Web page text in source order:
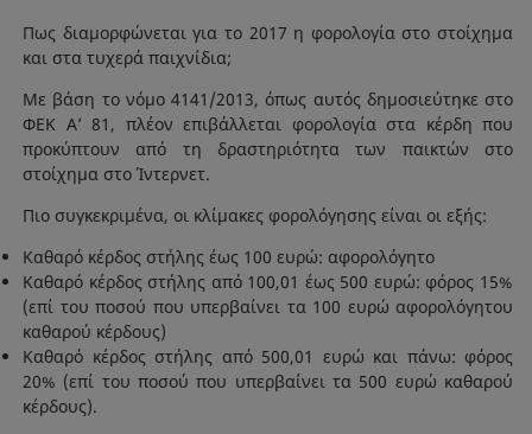
Πως διαμορφώνεται για το 2017 η φορολογία στο στοίχημα
και στα τυχερά παιχνίδια;
Με βάση το νόμο 4141/2013, όπως αυτός δημοσιεύτηκε στο
ΦΕΚ Α’ 81, πλέον επιβάλλεται φορολογία στα κέρδη που
προκύπτουν από τη δραστηριότητα των παικτών στο
στοίχημα στο Ίντερνετ.
Πιο συγκεκριμένα, οι κλίμακες φορολόγησης είναι οι εξής:
Καθαρό κέρδος στήλης έως 100 ευρώ: αφορολόγητο
Καθαρό κέρδος στήλης από 100,01 έως 500 ευρώ: φόρος 15%
(επί του ποσού που υπερβαίνει τα 100 ευρώ αφορολόγητου
καθαρού κέρδους)
Καθαρό κέρδος στήλης από 500,01 ευρώ και πάνω: φόρος
20% (επί του ποσού που υπερβαίνει τα 500 ευρώ καθαρού
κέρδους).